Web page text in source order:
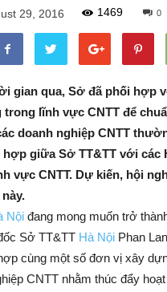
29, 2016 1469 0
gian qua, Sở đã phối hợp
trong lĩnh vực CNTT để
doanh nghiệp CNTT
giữa Sở TT&TT với các
vực CNTT. Dự kiến, hội
Nội đang mong muốn trở
Sở TT&TT Hà Nội Phan
cùng một số đơn vị xây
CNTT nhằm thúc đẩy